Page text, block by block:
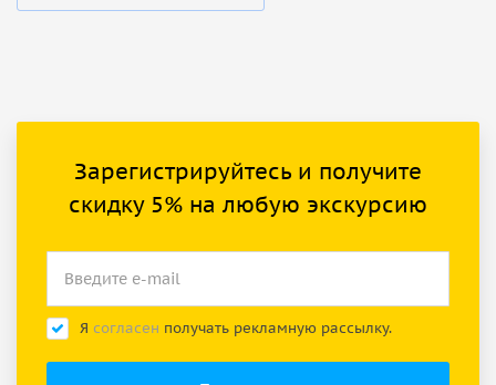
Зарегистрируйтесь и получите
скидку 5% на любую экскурсию
Я согласен получать рекламную рассылку.